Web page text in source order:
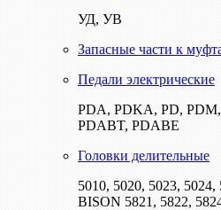
УД, УВ
Запасные части к
Педали электрические
PDA, PDKA, PD,
PDABT, PDABE
Головки делительные
5010, 5020, 5023,
BISON 5821, 5822,